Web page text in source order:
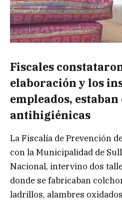
Fiscales
elaboración y los
empleados,
antihigiénicas
La Fiscalía de Prevención
con la Municipalidad de
Nacional, intervino dos
donde se fabricaban
ladrillos, alambres